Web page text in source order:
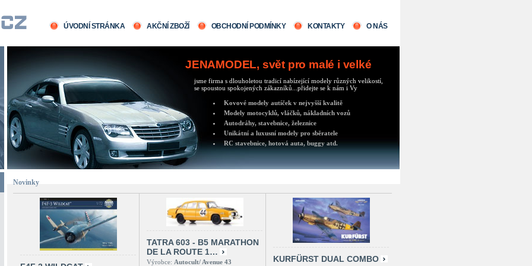
ÚVODNÍ STRÁNKA AKČNÍ ZBOŽÍ OBCHODNÍ PODMÍNKY KONTAKTY O NÁS
JENAMODEL, svět pro malé i velké
jsme firma s dlouholetou tradicí nabízející modely různých velikostí,
se spoustou spokojených zákazníků...přidejte se k nám i Vy
Kovové modely autíček v nejvyšší kvalitě
Modely motocyklů, vláčků, nákladních vozů
Autodráhy, stavebnice, železnice
Unikátní a luxusní modely pro sběratele
RC stavebnice, hotová auta, buggy atd.
Novinky
TATRA 603 - B5 MARATHON
DE LA ROUTE 1…
Výrobce: Autocult/ Avenue 43 KURFÜRST DUAL COMBO